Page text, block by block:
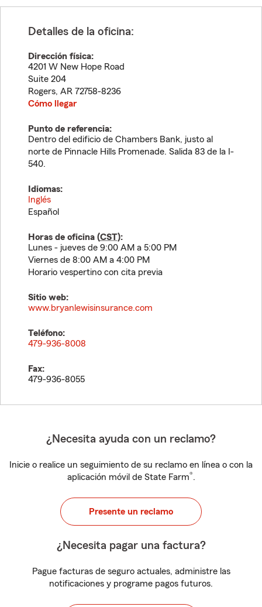
Detalles de la oficina:
Dirección física:
4201 W New Hope Road
Suite 204
Rogers, AR 72758-8236
Cómo llegar
Punto de referencia:
Dentro del edificio de Chambers Bank, justo al
norte de Pinnacle Hills Promenade. Salida 83 de la I-
540.
Idiomas:
Inglés
Español
Horas de oficina (CST):
Lunes - jueves de 9:00 AM a 5:00 PM
Viernes de 8:00 AM a 4:00 PM
Horario vespertino con cita previa
Sitio web:
www.bryanlewisinsurance.com
Teléfono:
479-936-8008
Fax:
479-936-8055
¿Necesita ayuda con un reclamo?
Inicie o realice un seguimiento de su reclamo en línea o con la
aplicación móvil de State Farm®.
Presente un reclamo
¿Necesita pagar una factura?
Pague facturas de seguro actuales, administre las
notificaciones y programe pagos futuros.